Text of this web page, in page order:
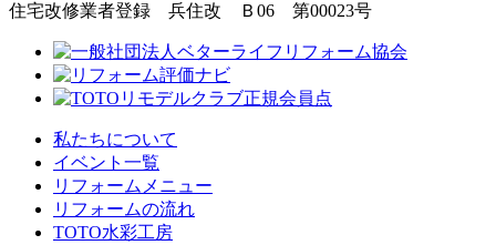
住宅改修業者登録 兵住改 Ｂ06 第00023号
私たちについて
イベント一覧
リフォームメニュー
リフォームの流れ
TOTO水彩工房